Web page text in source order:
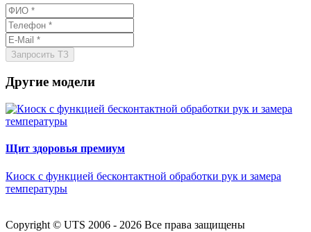
Другие модели
Щит здоровья премиум
Киоск с функцией бесконтактной обработки рук и замера
температуры
Copyright © UTS 2006 - 2026 Все права защищены